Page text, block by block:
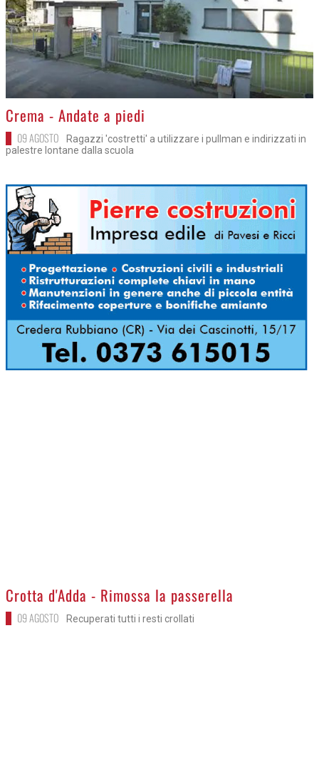
>
Crema - Andate a piedi
09 AGOSTO
Ragazzi 'costretti' a utilizzare i pullman e indirizzati in
palestre lontane dalla scuola
>
Crotta d'Adda - Rimossa la passerella
09 AGOSTO Recuperati tutti i resti crollati